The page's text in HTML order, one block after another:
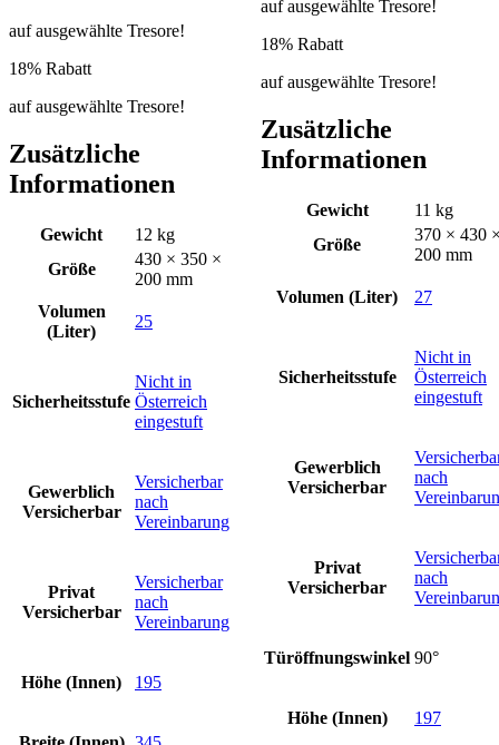
auf ausgewählte Tresore!
18% Rabatt
auf ausgewählte Tresore!
Zusätzliche
Informationen
Gewicht
12 kg
Größe
430 × 350 ×
200 mm
Volumen
(Liter)
25
Sicherheitsstufe
Nicht in
Österreich
eingestuft
Gewerblich
Versicherbar
Versicherbar
nach
Vereinbarung
Privat
Versicherbar
Versicherbar
nach
Vereinbarung
Höhe (Innen) 195
auf ausgewählte Tresore!
18% Rabatt
auf ausgewählte Tresore!
Zusätzliche
Informationen
Gewicht
11 kg
Größe
370 × 430
200 mm
Volumen (Liter) 27
Sicherheitsstufe
Nicht in
Österreich
eingestuft
Gewerblich
Versicherbar
nach
Privat
Versicherbar
nach
Türöffnungswinkel 90°
Höhe (Innen) 197